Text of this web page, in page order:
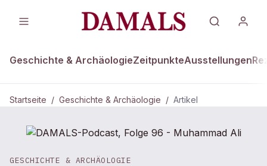
Geschichte & ArchäologieZeitpunkteAusstellungen
Startseite / Geschichte & Archäologie / Artikel
GESCHICHTE & ARCHÄOLOGIE